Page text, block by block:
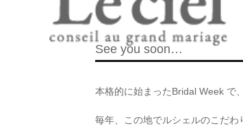
See you soon…
本格的に始まったBridal Week で
毎年、この地でルシェルのこだ